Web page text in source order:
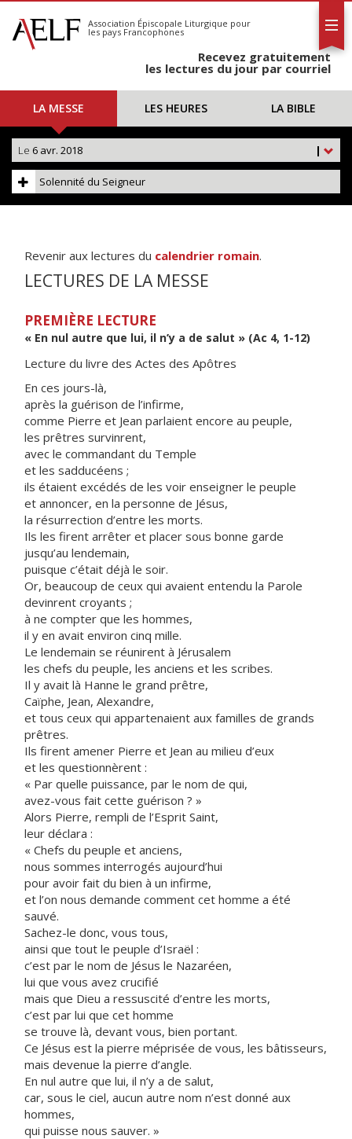
S'abonner
Calendrier
Association Épiscopale Liturgique pour
les pays Francophones
Recevez gratuitement
les lectures du jour par courriel
LA MESSE LES HEURES LA BIBLE
|
Le 6 avr. 2018
Solennité du Seigneur
Revenir aux lectures du calendrier romain.
LECTURES DE LA MESSE
PREMIÈRE LECTURE
« En nul autre que lui, il n’y a de salut » (Ac 4, 1-12)
Lecture du livre des Actes des Apôtres
En ces jours-là,
après la guérison de l’infirme,
comme Pierre et Jean parlaient encore au peuple,
les prêtres survinrent,
avec le commandant du Temple
et les sadducéens ;
ils étaient excédés de les voir enseigner le peuple
et annoncer, en la personne de Jésus,
la résurrection d’entre les morts.
Ils les firent arrêter et placer sous bonne garde
jusqu’au lendemain,
puisque c’était déjà le soir.
Or, beaucoup de ceux qui avaient entendu la Parole
devinrent croyants ;
à ne compter que les hommes,
il y en avait environ cinq mille.
Le lendemain se réunirent à Jérusalem
les chefs du peuple, les anciens et les scribes.
Il y avait là Hanne le grand prêtre,
Caïphe, Jean, Alexandre,
et tous ceux qui appartenaient aux familles de grands
prêtres.
Ils firent amener Pierre et Jean au milieu d’eux
et les questionnèrent :
« Par quelle puissance, par le nom de qui,
avez-vous fait cette guérison ? »
Alors Pierre, rempli de l’Esprit Saint,
leur déclara :
« Chefs du peuple et anciens,
nous sommes interrogés aujourd’hui
pour avoir fait du bien à un infirme,
et l’on nous demande comment cet homme a été
sauvé.
Sachez-le donc, vous tous,
ainsi que tout le peuple d’Israël :
c’est par le nom de Jésus le Nazaréen,
lui que vous avez crucifié
mais que Dieu a ressuscité d’entre les morts,
c’est par lui que cet homme
se trouve là, devant vous, bien portant.
Ce Jésus est la pierre méprisée de vous, les bâtisseurs,
mais devenue la pierre d’angle.
En nul autre que lui, il n’y a de salut,
car, sous le ciel, aucun autre nom n’est donné aux
hommes,
qui puisse nous sauver. »